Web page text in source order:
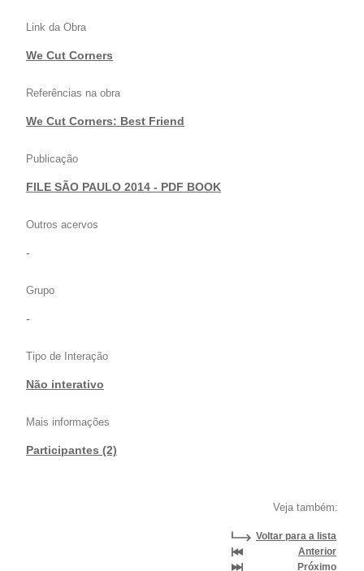
Link da Obra
We Cut Corners
Referências na obra
We Cut Corners: Best Friend
Publicação
FILE SÃO PAULO 2014 - PDF BOOK
Outros acervos
-
Grupo
-
Tipo de Interação
Não interativo
Mais informações
Participantes (2)
Veja também:
Voltar para a lista
Anterior
Próximo